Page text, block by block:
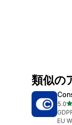
類似の
5.05
合計
EU